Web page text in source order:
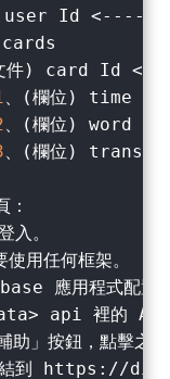
user Id <----
cards
件) card Id
、(欄位) time
、(欄位) word
、(欄位)
：
。
用任何框架。
應用程式配置
api 裡的 API
助」按鈕，點擊
連結到 https://